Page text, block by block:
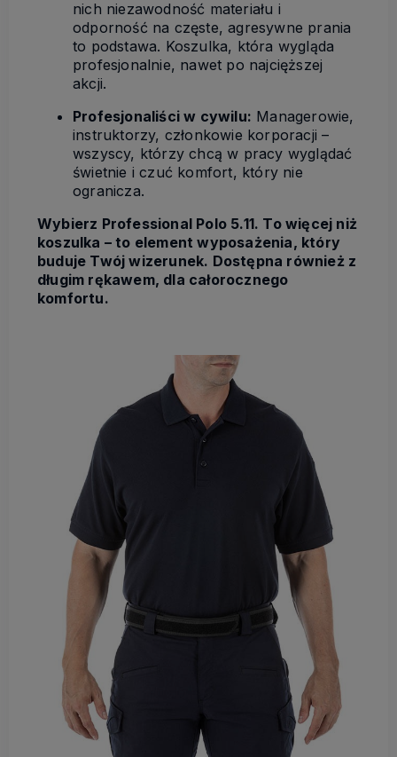
nich niezawodność materiału i
odporność na częste, agresywne prania
to podstawa. Koszulka, która wygląda
profesjonalnie, nawet po najcięższej
akcji.
Profesjonaliści w cywilu: Managerowie,
instruktorzy, członkowie korporacji –
wszyscy, którzy chcą w pracy wyglądać
świetnie i czuć komfort, który nie
ogranicza.
Wybierz Professional Polo 5.11. To więcej niż
koszulka – to element wyposażenia, który
buduje Twój wizerunek. Dostępna również z
długim rękawem, dla całorocznego
komfortu.